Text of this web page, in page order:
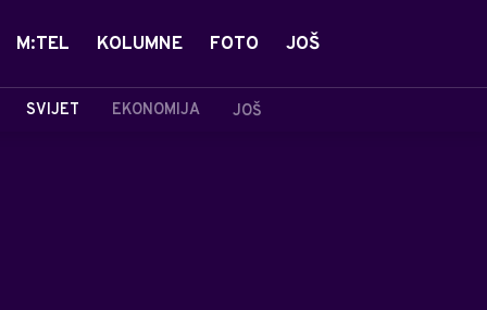
SVIJET EKONOMIJA JOŠ
M:TEL KOLUMNE FOTO JOŠ